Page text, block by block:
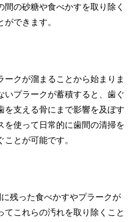
の砂糖や食べかすを取り除く
できます。
クが溜まることから始まりま
いプラークが蓄積すると、歯ぐ
を支える骨にまで影響を及ぼす
を使って日常的に歯間の清掃を
とが可能です。
残った食べかすやプラークが
これらの汚れを取り除くこと